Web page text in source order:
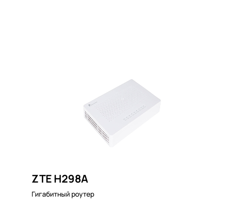
ZTE H298A
Гигабитный роутер